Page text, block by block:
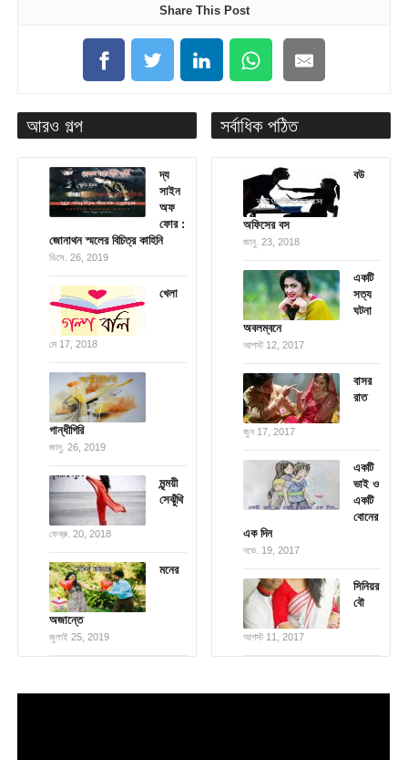
Share This Post
আরও গল্প
দ্য
সাইন
অফ
ফোর :
জোনাথন স্মলের বিচিত্র কাহিনি
ডিসে. 26, 2019
খেলা
মে 17, 2018
গান্ধীগিরি
জানু. 26, 2019
মৃন্ময়ী
সেঝুঁথি
ফেব্রু. 20, 2018
মনের
অজান্তে
জুলাই 25, 2019
সর্বাধিক পঠিত
বউ
অফিসের বস
জানু. 23, 2018
একটি
সত্য
ঘটনা
অবলম্বনে
আগস্ট 12, 2017
বাসর
রাত
জুন 17, 2017
একটি
ভাই ও
একটি
বোনের
এক দিন
নভে. 19, 2017
সিনিয়র
বৌ
আগস্ট 11, 2017